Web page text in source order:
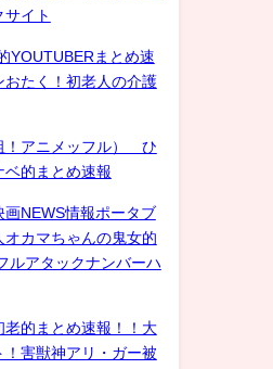
サイト
YOUTUBERまとめ速
たく！初老人の介護
！アニメッフル） ひ
ベ的まとめ速報
NEWS情報ポータブ
オカマちゃんの鬼女的
ルアタックナンバーハ
的まとめ速報！！大
害獣神アリ・ガー被